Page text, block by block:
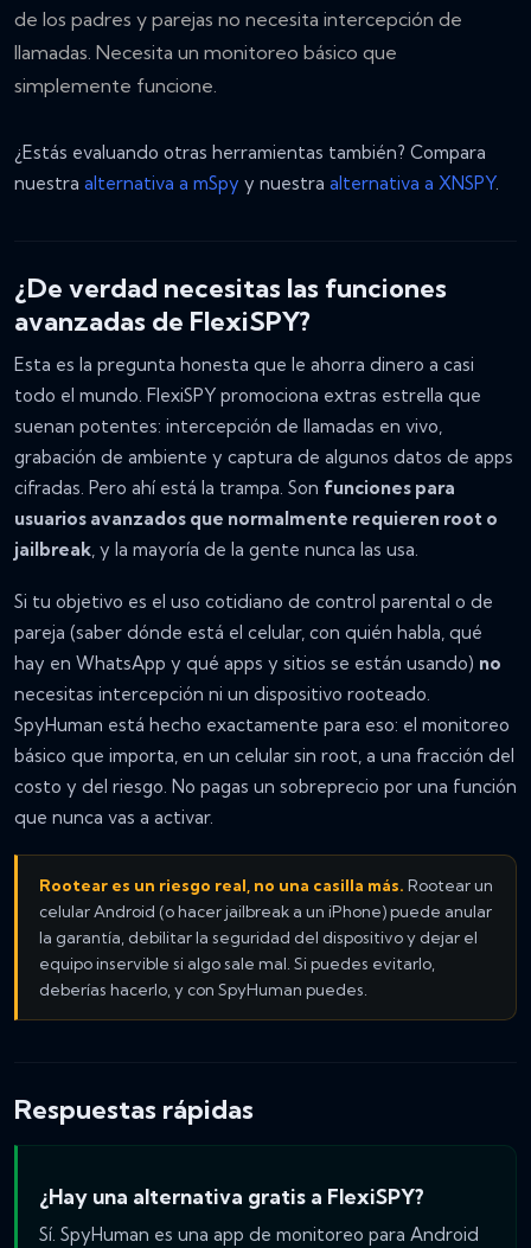
de los padres y parejas no necesita intercepción de
llamadas. Necesita un monitoreo básico que
simplemente funcione.
¿Estás evaluando otras herramientas también? Compara
nuestra alternativa a mSpy y nuestra alternativa a XNSPY.
¿De verdad necesitas las funciones
avanzadas de FlexiSPY?
Esta es la pregunta honesta que le ahorra dinero a casi
todo el mundo. FlexiSPY promociona extras estrella que
suenan potentes: intercepción de llamadas en vivo,
grabación de ambiente y captura de algunos datos de apps
cifradas. Pero ahí está la trampa. Son funciones para
usuarios avanzados que normalmente requieren root o
jailbreak, y la mayoría de la gente nunca las usa.
Si tu objetivo es el uso cotidiano de control parental o de
pareja (saber dónde está el celular, con quién habla, qué
hay en WhatsApp y qué apps y sitios se están usando) no
necesitas intercepción ni un dispositivo rooteado.
SpyHuman está hecho exactamente para eso: el monitoreo
básico que importa, en un celular sin root, a una fracción del
costo y del riesgo. No pagas un sobreprecio por una función
que nunca vas a activar.
Rootear es un riesgo real, no una casilla más. Rootear un
celular Android (o hacer jailbreak a un iPhone) puede anular
la garantía, debilitar la seguridad del dispositivo y dejar el
equipo inservible si algo sale mal. Si puedes evitarlo,
deberías hacerlo, y con SpyHuman puedes.
Respuestas rápidas
¿Hay una alternativa gratis a FlexiSPY?
Sí. SpyHuman es una app de monitoreo para Android